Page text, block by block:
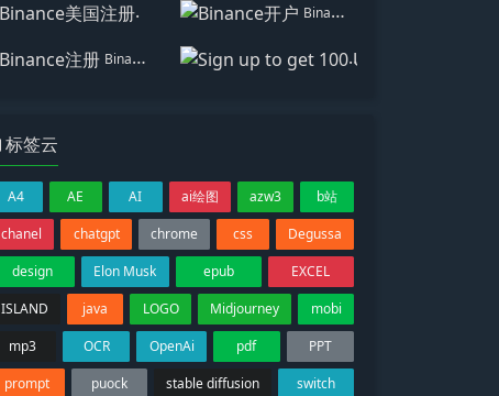
Binance美国注册 Binance开户
Binance注册 Sign up to get 100
标签云
A4 AE AI ai绘图 azw3
b站
chanel
chatgpt chrome css
Degussa
design
Elon Musk epub
EXCEL
ISLAND
java LOGO Midjourney
mobi
mp3
OCR OpenAi pdf
PPT
prompt
puock stable diffusion
switch